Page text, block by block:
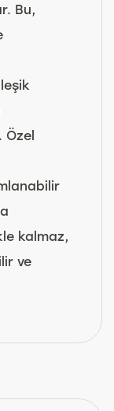
Bu,
Özel
kalmaz,
ve